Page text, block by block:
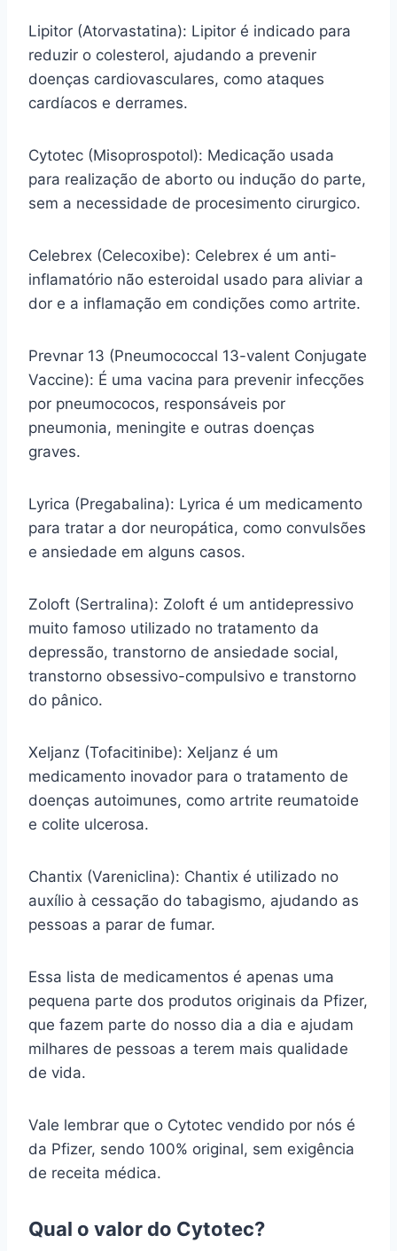
Lipitor (Atorvastatina): Lipitor é indicado para
reduzir o colesterol, ajudando a prevenir
doenças cardiovasculares, como ataques
cardíacos e derrames.
Cytotec (Misoprospotol): Medicação usada
para realização de aborto ou indução do parte,
sem a necessidade de procesimento cirurgico.
Celebrex (Celecoxibe): Celebrex é um anti-
inflamatório não esteroidal usado para aliviar a
dor e a inflamação em condições como artrite.
Prevnar 13 (Pneumococcal 13-valent Conjugate
Vaccine): É uma vacina para prevenir infecções
por pneumococos, responsáveis por
pneumonia, meningite e outras doenças
graves.
Lyrica (Pregabalina): Lyrica é um medicamento
para tratar a dor neuropática, como convulsões
e ansiedade em alguns casos.
Zoloft (Sertralina): Zoloft é um antidepressivo
muito famoso utilizado no tratamento da
depressão, transtorno de ansiedade social,
transtorno obsessivo-compulsivo e transtorno
do pânico.
Xeljanz (Tofacitinibe): Xeljanz é um
medicamento inovador para o tratamento de
doenças autoimunes, como artrite reumatoide
e colite ulcerosa.
Chantix (Vareniclina): Chantix é utilizado no
auxílio à cessação do tabagismo, ajudando as
pessoas a parar de fumar.
Essa lista de medicamentos é apenas uma
pequena parte dos produtos originais da Pfizer,
que fazem parte do nosso dia a dia e ajudam
milhares de pessoas a terem mais qualidade
de vida.
Vale lembrar que o Cytotec vendido por nós é
da Pfizer, sendo 100% original, sem exigência
de receita médica.
Qual o valor do Cytotec?